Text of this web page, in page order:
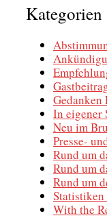
um
Brustring
Kategorien
Gedanken
In eigener
Neu im
Presse-
Rund um
Rund um
Rund um
With the